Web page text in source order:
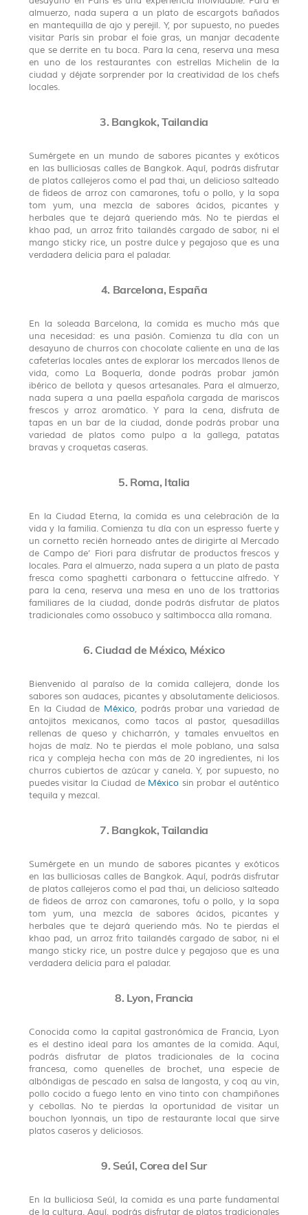
almuerzo, nada supera a un plato de escargots bañados
en mantequilla de ajo y perejil. Y, por supuesto, no puedes
visitar París sin probar el foie gras, un manjar decadente
que se derrite en tu boca. Para la cena, reserva una mesa
en uno de los restaurantes con estrellas Michelin de la
ciudad y déjate sorprender por la creatividad de los chefs
locales.
3. Bangkok, Tailandia
Sumérgete en un mundo de sabores picantes y exóticos
en las bulliciosas calles de Bangkok. Aquí, podrás disfrutar
de platos callejeros como el pad thai, un delicioso salteado
de fideos de arroz con camarones, tofu o pollo, y la sopa
tom yum, una mezcla de sabores ácidos, picantes y
herbales que te dejará queriendo más. No te pierdas el
khao pad, un arroz frito tailandés cargado de sabor, ni el
mango sticky rice, un postre dulce y pegajoso que es una
verdadera delicia para el paladar.
4. Barcelona, España
En la soleada Barcelona, la comida es mucho más que
una necesidad: es una pasión. Comienza tu día con un
desayuno de churros con chocolate caliente en una de las
cafeterías locales antes de explorar los mercados llenos de
vida, como La Boquería, donde podrás probar jamón
ibérico de bellota y quesos artesanales. Para el almuerzo,
nada supera a una paella española cargada de mariscos
frescos y arroz aromático. Y para la cena, disfruta de
tapas en un bar de la ciudad, donde podrás probar una
variedad de platos como pulpo a la gallega, patatas
bravas y croquetas caseras.
5. Roma, Italia
En la Ciudad Eterna, la comida es una celebración de la
vida y la familia. Comienza tu día con un espresso fuerte y
un cornetto recién horneado antes de dirigirte al Mercado
de Campo de’ Fiori para disfrutar de productos frescos y
locales. Para el almuerzo, nada supera a un plato de pasta
fresca como spaghetti carbonara o fettuccine alfredo. Y
para la cena, reserva una mesa en uno de los trattorias
familiares de la ciudad, donde podrás disfrutar de platos
tradicionales como ossobuco y saltimbocca alla romana.
6. Ciudad de México, México
Bienvenido al paraíso de la comida callejera, donde los
sabores son audaces, picantes y absolutamente deliciosos.
En la Ciudad de México, podrás probar una variedad de
antojitos mexicanos, como tacos al pastor, quesadillas
rellenas de queso y chicharrón, y tamales envueltos en
hojas de maíz. No te pierdas el mole poblano, una salsa
rica y compleja hecha con más de 20 ingredientes, ni los
churros cubiertos de azúcar y canela. Y, por supuesto, no
puedes visitar la Ciudad de México sin probar el auténtico
tequila y mezcal.
7. Bangkok, Tailandia
Sumérgete en un mundo de sabores picantes y exóticos
en las bulliciosas calles de Bangkok. Aquí, podrás disfrutar
de platos callejeros como el pad thai, un delicioso salteado
de fideos de arroz con camarones, tofu o pollo, y la sopa
tom yum, una mezcla de sabores ácidos, picantes y
herbales que te dejará queriendo más. No te pierdas el
khao pad, un arroz frito tailandés cargado de sabor, ni el
mango sticky rice, un postre dulce y pegajoso que es una
verdadera delicia para el paladar.
8. Lyon, Francia
Conocida como la capital gastronómica de Francia, Lyon
es el destino ideal para los amantes de la comida. Aquí,
podrás disfrutar de platos tradicionales de la cocina
francesa, como quenelles de brochet, una especie de
albóndigas de pescado en salsa de langosta, y coq au vin,
pollo cocido a fuego lento en vino tinto con champiñones
y cebollas. No te pierdas la oportunidad de visitar un
bouchon lyonnais, un tipo de restaurante local que sirve
platos caseros y deliciosos.
9. Seúl, Corea del Sur
En la bulliciosa Seúl, la comida es una parte fundamental
de la cultura. Aquí, podrás disfrutar de platos tradicionales